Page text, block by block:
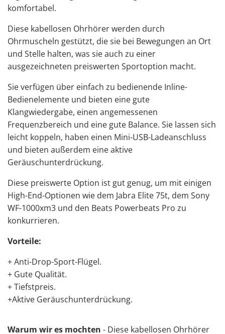
komfortabel.
Diese kabellosen Ohrhörer werden durch
Ohrmuscheln gestützt, die sie bei Bewegungen an Ort
und Stelle halten, was sie auch zu einer
ausgezeichneten preiswerten Sportoption macht.
Sie verfügen über einfach zu bedienende Inline-
Bedienelemente und bieten eine gute
Klangwiedergabe, einen angemessenen
Frequenzbereich und eine gute Balance. Sie lassen sich
leicht koppeln, haben einen Mini-USB-Ladeanschluss
und bieten außerdem eine aktive
Geräuschunterdrückung.
Diese preiswerte Option ist gut genug, um mit einigen
High-End-Optionen wie dem Jabra Elite 75t, dem Sony
WF-1000xm3 und den Beats Powerbeats Pro zu
konkurrieren.
Vorteile:
+ Anti-Drop-Sport-Flügel.
+ Gute Qualität.
+ Tiefstpreis.
+Aktive Geräuschunterdrückung.
Warum wir es mochten - Diese kabellosen Ohrhörer